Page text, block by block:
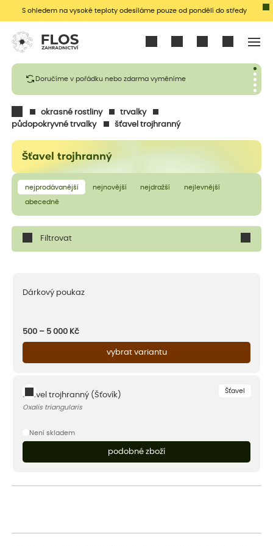
S ohledem na vysoké teploty odesíláme pouze od pondělí do středy
Doručíme v pořádku nebo zdarma vyměníme
okrasné rostliny
trvalky
půdopokryvné trvalky
šťavel trojhranný
Šťavel trojhranný
nejprodávanější nejnovější nejdražší nejlevnější
abecedně
Filtrovat
Dárkový poukaz
500 – 5 000 Kč
vybrat variantu
Šťavel
Šťavel trojhranný (Šťovík)
Oxalis triangularis
Není skladem
podobné zboží